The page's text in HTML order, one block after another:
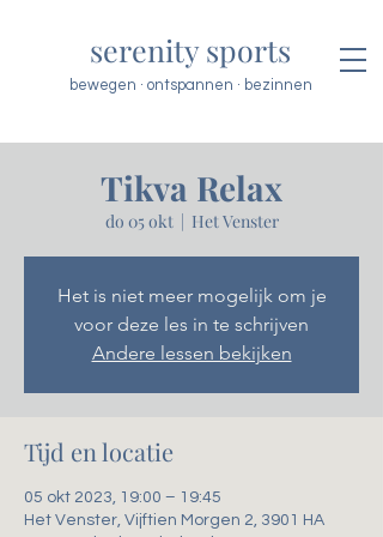
serenity sports
bewegen · ontspannen · bezinnen
Tikva Relax
do 05 okt
  |
Het Venster
Het is niet meer mogelijk om je
voor deze les in te schrijven
Andere lessen bekijken
Tijd en locatie
05 okt 2023, 19:00 – 19:45
Het Venster, Vijftien Morgen 2, 3901 HA